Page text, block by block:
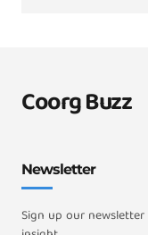
Coorg Buzz
Newsletter
Sign up our